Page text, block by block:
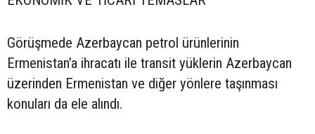
Görüşmede Azerbaycan petrol ürünlerinin
Ermenistan’a ihracatı ile transit yüklerin Azerbaycan
üzerinden Ermenistan ve diğer yönlere taşınması
konuları da ele alındı.